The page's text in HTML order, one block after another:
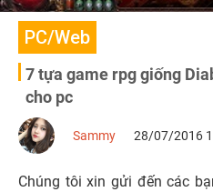
PC/Web
7 tựa game rpg giống
cho pc
Sammy 28/07/2016
Chúng tôi xin gửi đến các